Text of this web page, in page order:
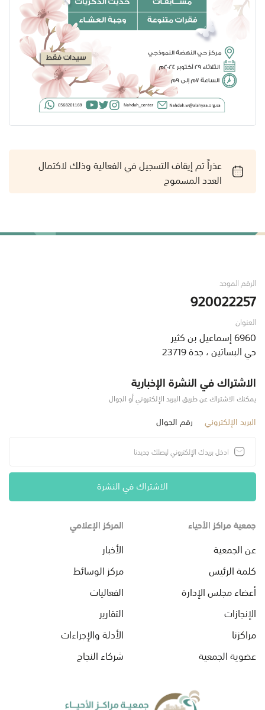
عذراً تم إيقاف التسجيل في الفعالية وذلك لاكتمال
العدد المسموح
الرقم الموحد
920022257
العنوان
6960 إسماعيل بن كثير
حي البساتين ، جدة 23719
الاشتراك في النشرة الإخبارية
يمكنك الاشتراك عن طريق البريد الإلكتروني أو الجوال
البريد الإلكتروني رقم الجوال
الاشتراك في النشرة
جمعية مراكز الأحياء
عن الجمعية
كلمة الرئيس
أعضاء مجلس الإدارة
الإنجازات
مراكزنا
عضوية الجمعية
المركز الإعلامي
الأخبار
مركز الوسائط
الفعاليات
التقارير
الأدلة والإجراءات
شركاء النجاح